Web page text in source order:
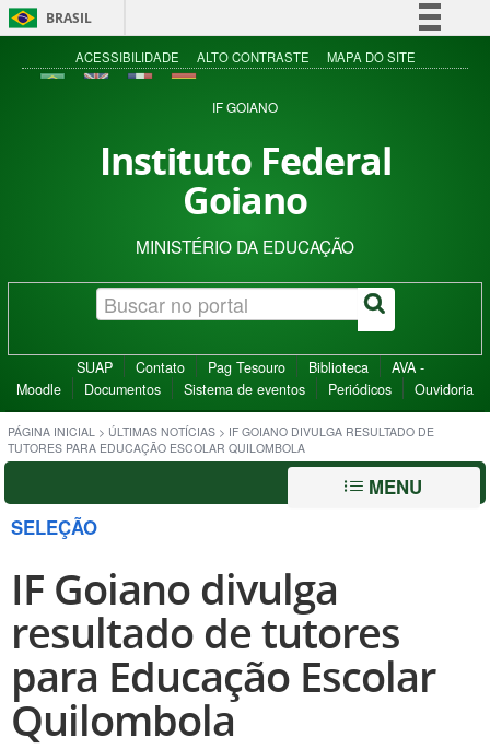
BRASIL
Simplifique!
Acesso à informação
ACESSIBILIDADE ALTO CONTRASTE MAPA DO SITE
IF GOIANO
Instituto Federal
Goiano
MINISTÉRIO DA EDUCAÇÃO
SUAP Contato Pag Tesouro Biblioteca
AVA -
Moodle
Documentos Sistema de eventos Periódicos Ouvidoria
PÁGINA INICIAL > ÚLTIMAS NOTÍCIAS > IF GOIANO DIVULGA RESULTADO DE
TUTORES PARA EDUCAÇÃO ESCOLAR QUILOMBOLA
MENU
SELEÇÃO
IF Goiano divulga
resultado de tutores
para Educação Escolar
Quilombola